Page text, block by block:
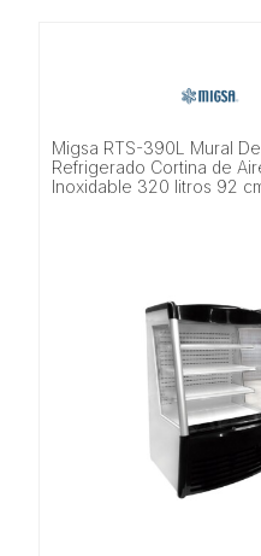
Migsa RTS-390L Mural
Refrigerado Cortina de
Inoxidable 320 litros 92